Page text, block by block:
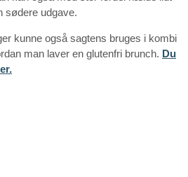
sødere udgave.
kunne også sagtens bruges i kombi
man laver en glutenfri brunch. Du